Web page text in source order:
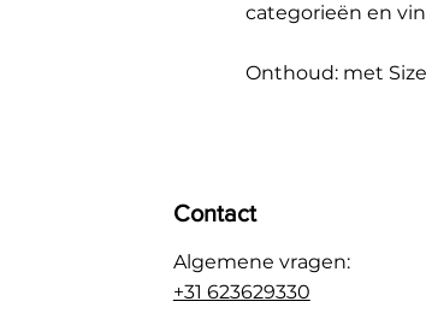
categorieën en
Onthoud: met
Contact
Algemene vragen:
+31 623629330